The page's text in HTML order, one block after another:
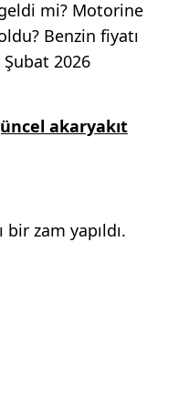
mi? Motorine
Benzin fiyatı
2026
akaryakıt
zam yapıldı.